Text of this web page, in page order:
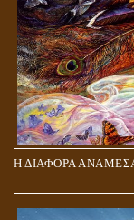
Η ΔΙΑΦΟΡΑ